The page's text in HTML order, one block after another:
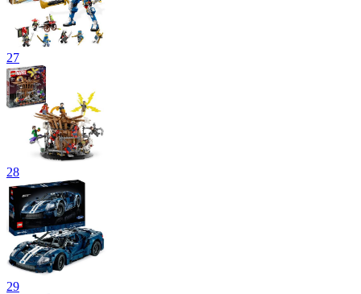
27
28
29